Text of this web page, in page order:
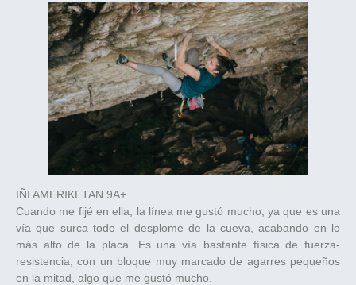
IÑI AMERIKETAN 9A+
Cuando me fijé en ella, la línea me gustó mucho, ya que es una
vía que surca todo el desplome de la cueva, acabando en lo
más alto de la placa. Es una vía bastante física de fuerza-
resistencia, con un bloque muy marcado de agarres pequeños
en la mitad, algo que me gustó mucho.